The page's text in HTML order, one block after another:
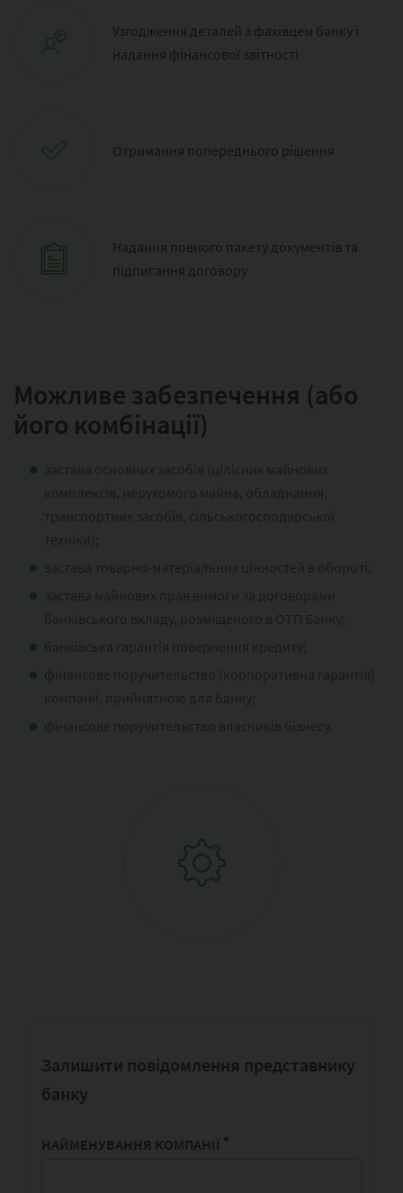
Узгодження деталей з фахівцем банку і
надання фінансової звітності
Отримання попереднього рішення
Надання повного пакету документів та
підписання договору
Можливе забезпечення (або
його комбінації)
Залишити повідомлення представнику
банку
НАЙМЕНУВАННЯ КОМПАНІЇ *